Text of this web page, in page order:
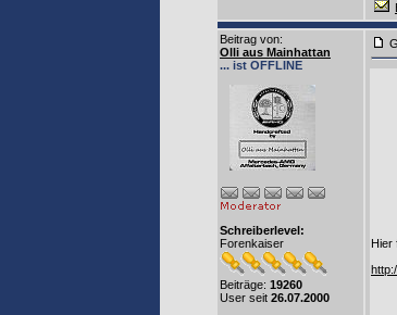
Beitrag von:
Olli aus Mainhattan
... ist OFFLINE
Schreiberlevel:
Forenkaiser
Beiträge: 19260
User seit 26.07.2000
Hier